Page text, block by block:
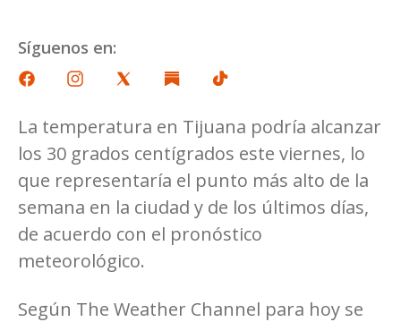
Síguenos en:
La temperatura en Tijuana podría alcanzar
los 30 grados centígrados este viernes, lo
que representaría el punto más alto de la
semana en la ciudad y de los últimos días,
de acuerdo con el pronóstico
meteorológico.
Según The Weather Channel para hoy se